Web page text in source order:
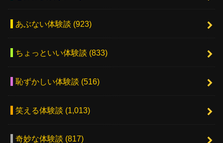
あぶない体験談 (923)
ちょっといい体験談 (833)
恥ずかしい体験談 (516)
笑える体験談 (1,013)
奇妙な体験談 (817)